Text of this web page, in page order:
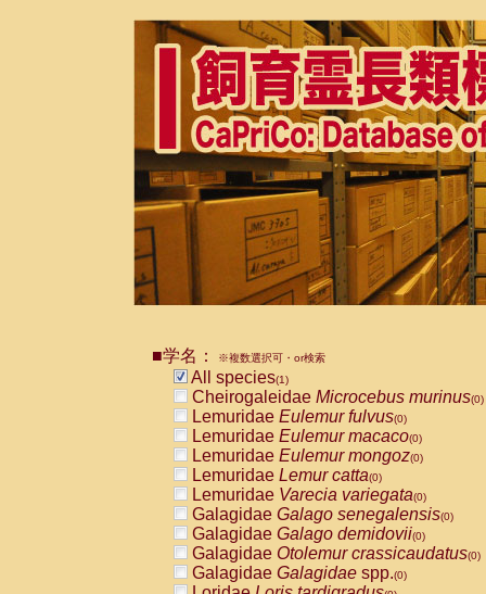
■学名： ※複数選択可・or検索
All species(1)
Cheirogaleidae Microcebus murinus(0)
Lemuridae Eulemur fulvus(0)
Lemuridae Eulemur macaco(0)
Lemuridae Eulemur mongoz(0)
Lemuridae Lemur catta(0)
Lemuridae Varecia variegata(0)
Galagidae Galago senegalensis(0)
Galagidae Galago demidovii(0)
Galagidae Otolemur crassicaudatus(0)
Galagidae Galagidae spp.(0)